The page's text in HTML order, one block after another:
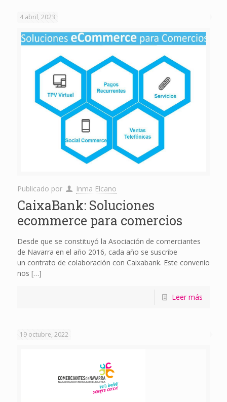
4 abril, 2023
Publicado por Inma Elcano
CaixaBank: Soluciones
ecommerce para comercios
Desde que se constituyó la Asociación de comerciantes
de Navarra en el año 2016, cada año se suscribe
un contrato de colaboración con Caixabank. Este convenio
nos […]
Leer más
19 octubre, 2022